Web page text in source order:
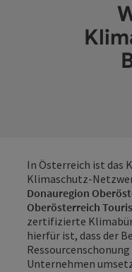
In Österreich ist das
Klimaschutz-
Donauregion
Oberösterreich
zertifizierte
hierfür ist, dass der
Unternehmen